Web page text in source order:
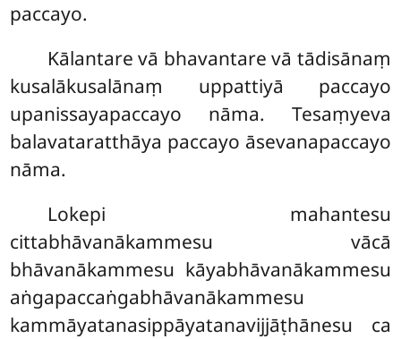
paccayo.
Kālantare vā bhavantare vā tādisānaṃ
kusalākusalānaṃ uppattiyā paccayo
upanissayapaccayo nāma. Tesaṃyeva
balavataratthāya paccayo āsevanapaccayo
nāma.
Lokepi mahantesu
cittabhāvanākammesu vācā
bhāvanākammesu kāyabhāvanākammesu
aṅgapaccaṅgabhāvanākammesu
kammāyatanasippāyatanavijjāṭhānesu ca